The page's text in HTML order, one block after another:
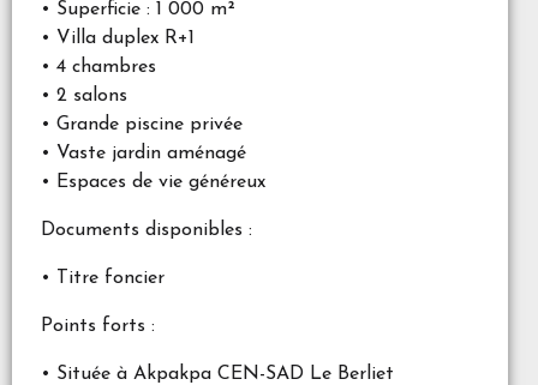
• Superficie : 1 000 m²
• Villa duplex R+1
• 4 chambres
• 2 salons
• Grande piscine privée
• Vaste jardin aménagé
• Espaces de vie généreux
Documents disponibles :
• Titre foncier
Points forts :
• Située à Akpakpa CEN-SAD Le Berliet